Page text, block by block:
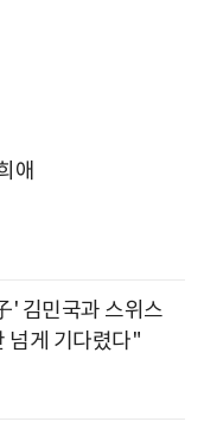
애
' 김민국과 스위스
넘게 기다렸다"